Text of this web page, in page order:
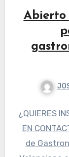
Abierto
¿QUIERES
EN
de